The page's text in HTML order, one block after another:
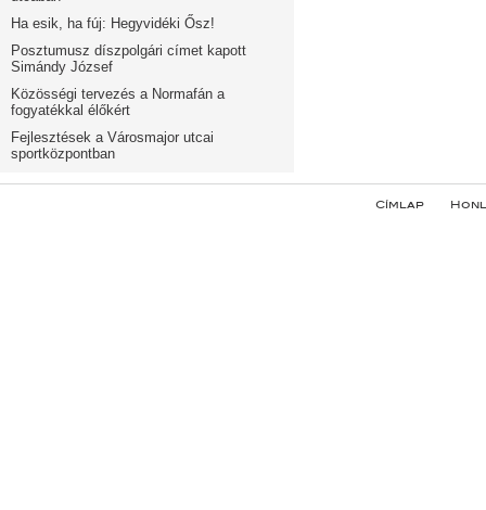
Ha esik, ha fúj: Hegyvidéki Ősz!
Posztumusz díszpolgári címet kapott
Simándy József
Közösségi tervezés a Normafán a
fogyatékkal élőkért
Fejlesztések a Városmajor utcai
sportközpontban
Címlap